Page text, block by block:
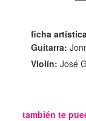
ficha artística
Guitarra:
Violín: José
también te